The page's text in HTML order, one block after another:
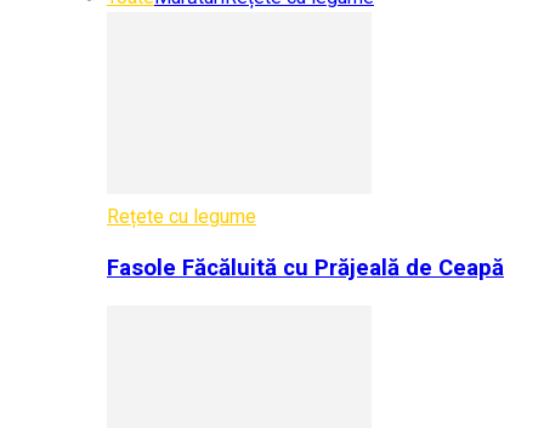
Rețete cu legume
Fasole Făcăluită cu Prăjeală de Ceapă